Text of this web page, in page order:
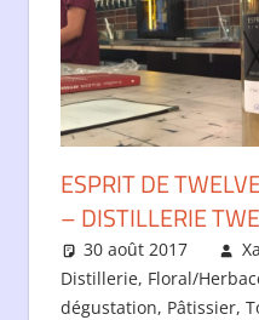
ESPRIT DE
– DISTILLERIE
30 août 2017
Distillerie, Floral/
dégustation, Pâtissier,